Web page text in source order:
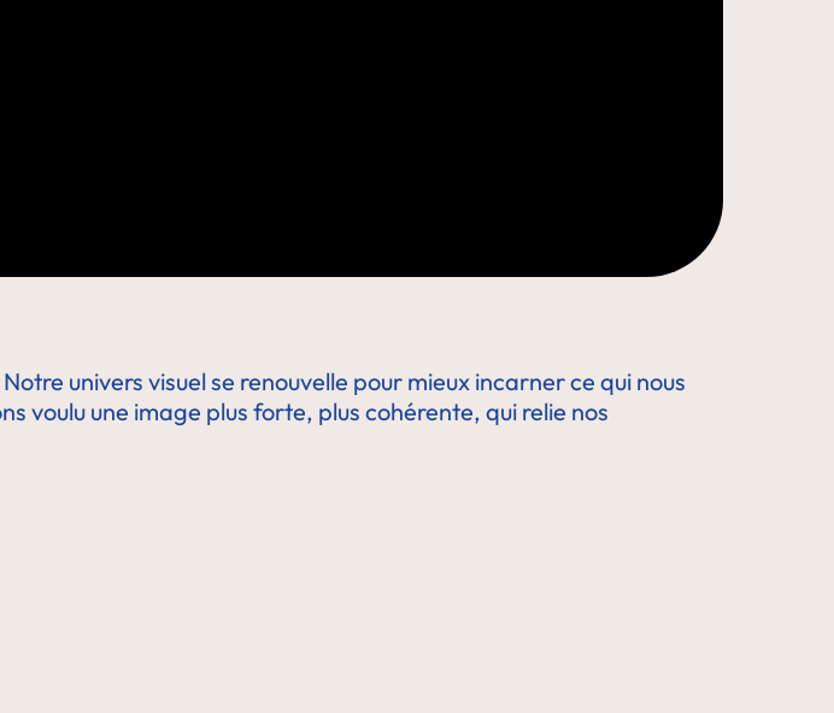
univers visuel se renouvelle pour mieux incarner ce qui nous
voulu une image plus forte, plus cohérente, qui relie nos